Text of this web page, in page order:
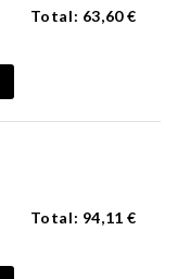
Total: 63,60 €
Total: 94,11 €